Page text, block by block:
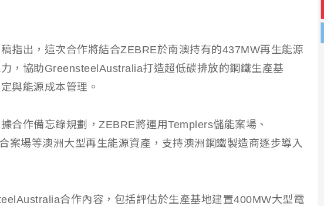
指出，這次合作將結合ZEBRE於南澳持有的437MW再生能源
，協助GreensteelAustralia打造超低碳排放的鋼鐵生產基
與能源成本管理。
合作備忘錄規劃，ZEBRE將運用Templers儲能案場、
案場等澳洲大型再生能源資產，支持澳洲鋼鐵製造商逐步導入
合作內容，包括評估於生產基地建置400MW大型電